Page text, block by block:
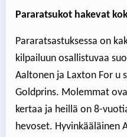
Pararatsukot hakevat
Pararatsastuksessa on
kilpailuun osallistuvaa
Aaltonen ja Laxton For u
Goldprins. Molemmat
kertaa ja heillä on 8-
hevoset. Hyvinkääläinen